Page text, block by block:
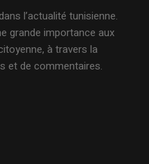
l’actualité tunisienne.
grande importance aux
à travers la
et de commentaires.